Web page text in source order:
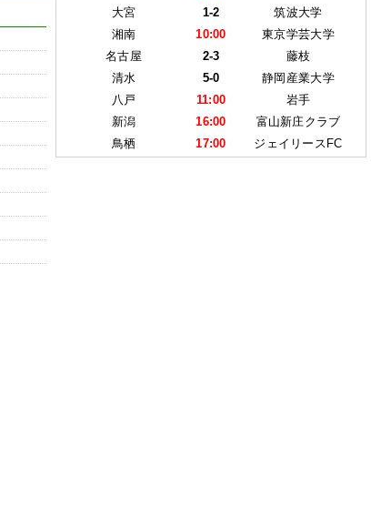
大宮
1-2
筑波大学
湘南
10:00
東京学芸大学
名古屋
2-3
藤枝
清水
5-0
静岡産業大学
八戸
11:00
岩手
新潟
16:00
富山新庄クラブ
鳥栖
17:00 ジェイリースFC